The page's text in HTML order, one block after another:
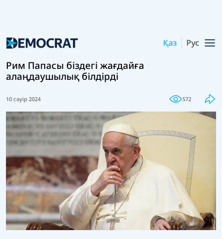
Қаз Рус
Рим Папасы біздегі жағдайға
алаңдаушылық білдірді
10 сәуір 2024 572